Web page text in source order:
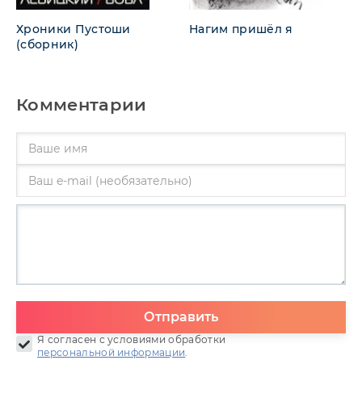
Хроники Пустоши
(сборник)
Нагим пришёл я
Комментарии
Отправить
Я согласен с условиями обработки
персональной информации